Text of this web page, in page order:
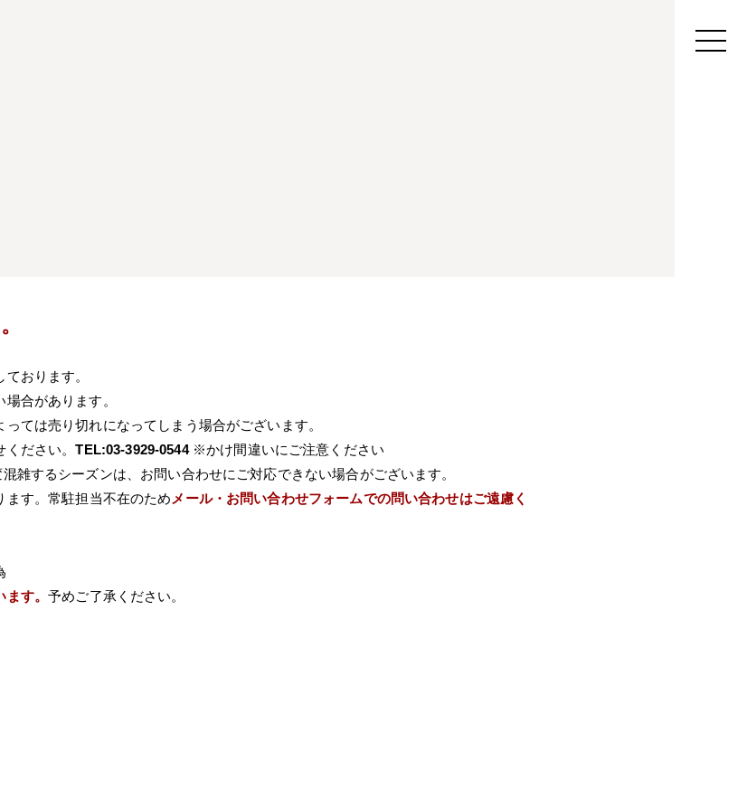
おります。
合があります。
ては売り切れになってしまう場合がございます。
ください。TEL:03-3929-0544※かけ間違いにご注意ください
雑するシーズンは、お問い合わせにご対応できない場合がございます。
す。常駐担当不在のため メール・お問い合わせフォームでの問い合わせはご遠慮く
ます。予めご了承ください。